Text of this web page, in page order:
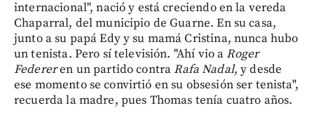
internacional", nació y está creciendo en la vereda
Chaparral, del municipio de Guarne. En su casa,
junto a su papá Edy y su mamá Cristina, nunca hubo
un tenista. Pero sí televisión. "Ahí vio aRoger
Federeren un partido contraRafa Nadal, y desde
ese momento se convirtió en su obsesión ser tenista",
recuerda la madre, pues Thomas tenía cuatro años.